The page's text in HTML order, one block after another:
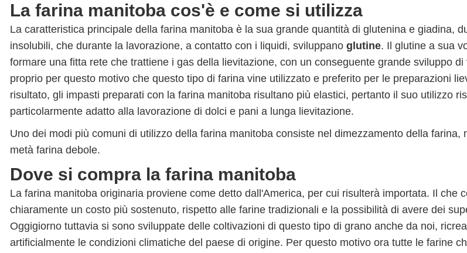
La farina manitoba cos'è e come si utilizza
La caratteristica principale della farina manitoba è la sua grande quantità di glutenina e giadina,
insolubili, che durante la lavorazione, a contatto con i liquidi, sviluppano glutine. Il glutine a sua
formare una fitta rete che trattiene i gas della lievitazione, con un conseguente grande sviluppo di
proprio per questo motivo che questo tipo di farina vine utilizzato e preferito per le preparazioni
risultato, gli impasti preparati con la farina manitoba risultano più elastici, pertanto il suo utilizzo
particolarmente adatto alla lavorazione di dolci e pani a lunga lievitazione.
Uno dei modi più comuni di utilizzo della farina manitoba consiste nel dimezzamento della farina,
metà farina debole.
Dove si compra la farina manitoba
La farina manitoba originaria proviene come detto dall'America, per cui risulterà importata. Il che
chiaramente un costo più sostenuto, rispetto alle farine tradizionali e la possibilità di avere dei
Oggigiorno tuttavia si sono sviluppate delle coltivazioni di questo tipo di grano anche da noi,
artificialmente le condizioni climatiche del paese di origine. Per questo motivo ora tutte le farine